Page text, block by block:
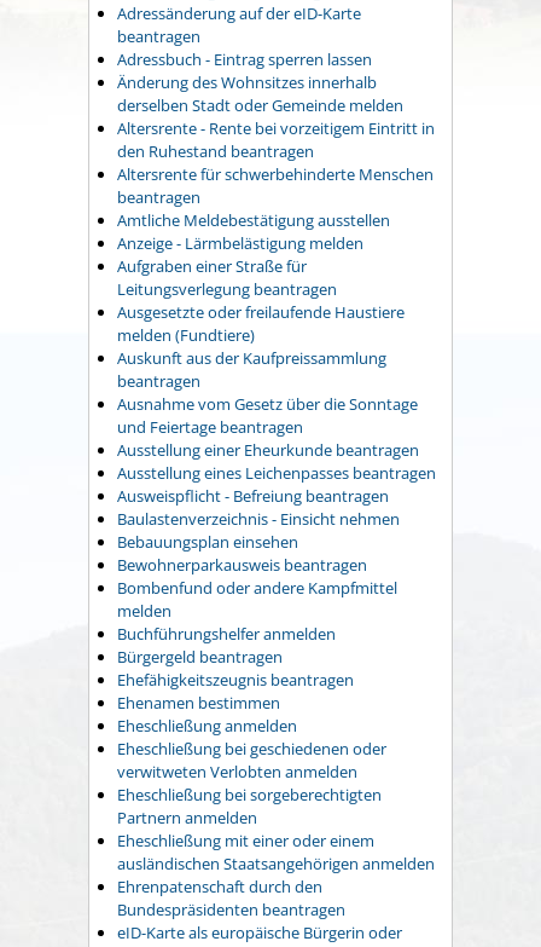
Adressänderung auf der eID-Karte
beantragen
Adressbuch - Eintrag sperren lassen
Änderung des Wohnsitzes innerhalb
derselben Stadt oder Gemeinde melden
Altersrente - Rente bei vorzeitigem Eintritt in
den Ruhestand beantragen
Altersrente für schwerbehinderte Menschen
beantragen
Amtliche Meldebestätigung ausstellen
Anzeige - Lärmbelästigung melden
Aufgraben einer Straße für
Leitungsverlegung beantragen
Ausgesetzte oder freilaufende Haustiere
melden (Fundtiere)
Auskunft aus der Kaufpreissammlung
beantragen
Ausnahme vom Gesetz über die Sonntage
und Feiertage beantragen
Ausstellung einer Eheurkunde beantragen
Ausstellung eines Leichenpasses beantragen
Ausweispflicht - Befreiung beantragen
Baulastenverzeichnis - Einsicht nehmen
Bebauungsplan einsehen
Bewohnerparkausweis beantragen
Bombenfund oder andere Kampfmittel
melden
Buchführungshelfer anmelden
Bürgergeld beantragen
Ehefähigkeitszeugnis beantragen
Ehenamen bestimmen
Eheschließung anmelden
Eheschließung bei geschiedenen oder
verwitweten Verlobten anmelden
Eheschließung bei sorgeberechtigten
Partnern anmelden
Eheschließung mit einer oder einem
ausländischen Staatsangehörigen anmelden
Ehrenpatenschaft durch den
Bundespräsidenten beantragen
eID-Karte als europäische Bürgerin oder